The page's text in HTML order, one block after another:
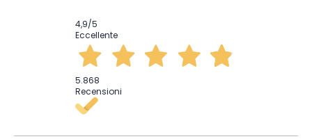
4,9/5
Eccellente
5.868
Recensioni